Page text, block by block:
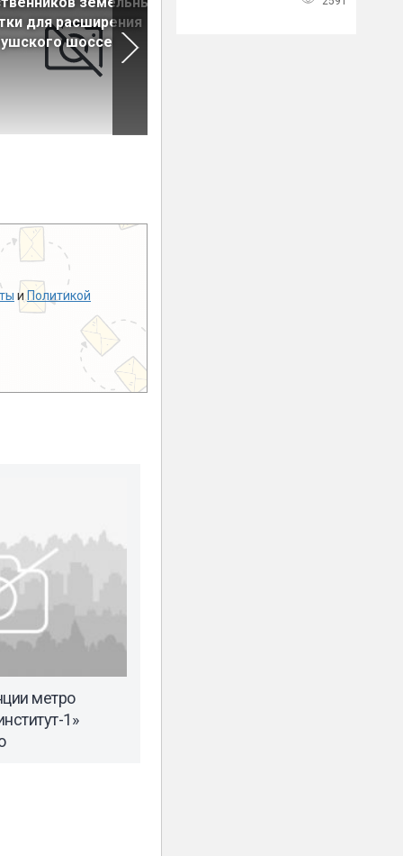
для расширения
шоссе
и Политикой
метро
1»